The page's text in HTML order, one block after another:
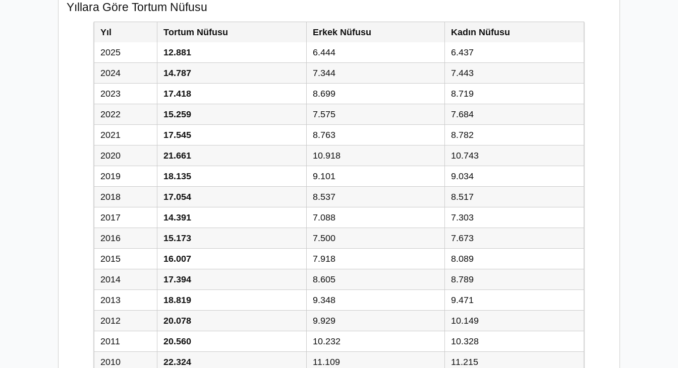
Yıllara Göre Tortum Nüfusu
Yıl Tortum Nüfusu Erkek Nüfusu
Kadın Nüfusu
2025
12.881 6.444 6.437
2024 14.787 7.344 7.443
2023 17.418 8.699 8.719
2022 15.259 7.575 7.684
2021 17.545 8.763 8.782
2020 21.661 10.918 10.743
2019 18.135 9.101 9.034
2018 17.054 8.537 8.517
2017 14.391 7.088 7.303
2016 15.173 7.500 7.673
2015 16.007 7.918 8.089
2014 17.394 8.605 8.789
2013 18.819 9.348 9.471
2012 20.078 9.929 10.149
2011 20.560 10.232 10.328
2010 22.324 11.109 11.215